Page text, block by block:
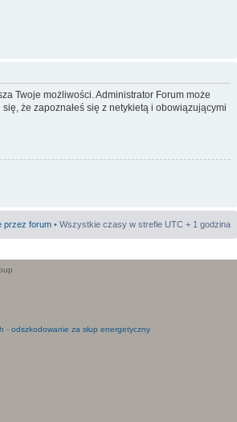
Twoje możliwości. Administrator Forum może
że zapoznałeś się z netykietą i obowiązującymi
przez forum • Wszystkie czasy w strefie UTC + 1 godzina
- odszkodowanie za słup energetyczny